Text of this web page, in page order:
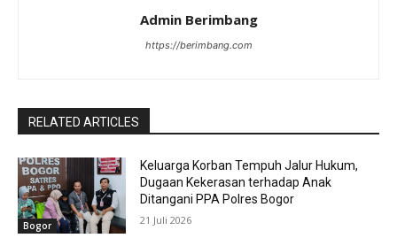
Admin Berimbang
https://berimbang.com
RELATED ARTICLES
Bogor
Keluarga Korban Tempuh Jalur Hukum,
Dugaan Kekerasan terhadap Anak
Ditangani PPA Polres Bogor
21 Juli 2026